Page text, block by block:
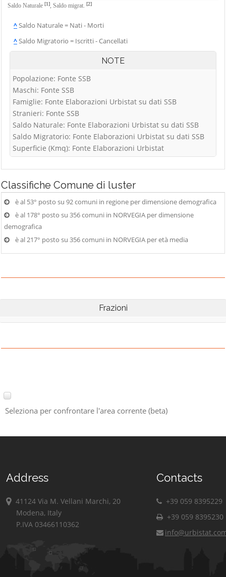
Saldo Naturale [1], Saldo migrat. [2]
^Saldo Naturale = Nati - Morti
^Saldo Migratorio = Iscritti - Cancellati
NOTE
Popolazione: Fonte SSB
Maschi: Fonte SSB
Famiglie: Fonte Elaborazioni Urbistat su dati SSB
Stranieri: Fonte SSB
Saldo Naturale: Fonte Elaborazioni Urbistat su dati SSB
Saldo Migratorio: Fonte Elaborazioni Urbistat su dati SSB
Superficie (Kmq): Fonte Elaborazioni Urbistat
Classifiche Comune di luster
è al 53° posto su 92 comuni in regione per dimensione demografica
è al 178° posto su 356 comuni in NORVEGIA per dimensione
demografica
è al 217° posto su 356 comuni in NORVEGIA per età media
Frazioni
Seleziona per confrontare l'area corrente (beta)
Address
41124 Via M. Vellani Marchi, 20
Modena, Italy
P.IVA 03466110362
Contacts
+39 059 8395229
+39 059 8395230